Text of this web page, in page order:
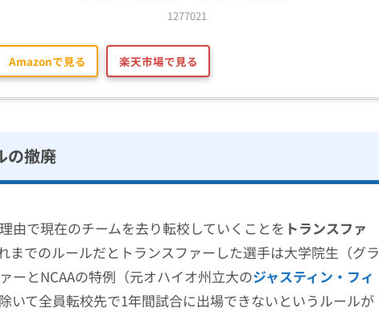
1277021
Amazonで見る 楽天市場で見る
の撤廃
由で現在のチームを去り転校していくことを トランスファ
までのルールだとトランスファーした選手は大学院生（グラ
ーとNCAAの特例（元オハイオ州立大のジャスティン・フィ
いて全員転校先で1年間試合に出場できないというルールが